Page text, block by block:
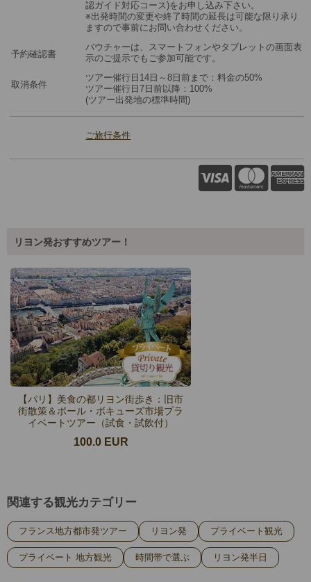
認ガイド対応コース)をお申し込み下さい。
※出発時間の変更や終了時間の延長は可能な限り承り
ますので事前にお問い合わせください。
予約確認書
バウチャーは、スマートフォンやタブレットの画面表
示のご提示でもご参加可能です。
取消条件
ツアー催行日14日～8日前まで：料金の50%
ツアー催行日7日前以降：100%
(ツアー出発地の標準時間)
ご旅行条件
リヨン発おすすめツアー！
【パリ】美食の都リヨン街歩き：旧市
街散策＆ポール・ボキューズ市場プラ
イベートツアー（試食・試飲付）
100.0 EUR
関連する観光カテゴリー
フランス地方都市発ツアー リヨン発 プライベート観光
プライベート 地方観光 時間帯で選ぶ リヨン発半日